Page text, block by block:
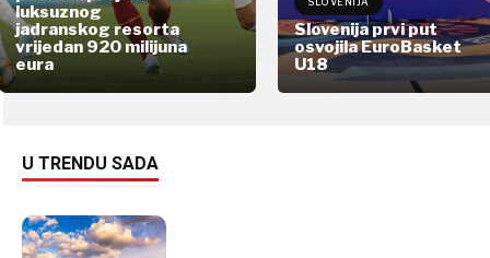
luksuznog
jadranskog resorta
vrijedan 920 milijuna
eura
Slovenija prvi put
osvojila EuroBasket
U18
U TRENDU SADA